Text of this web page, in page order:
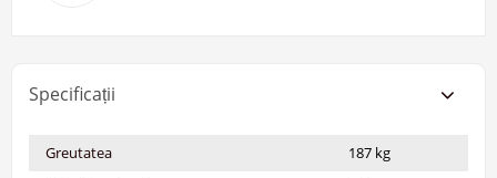
Specificații
Greutatea
187 kg